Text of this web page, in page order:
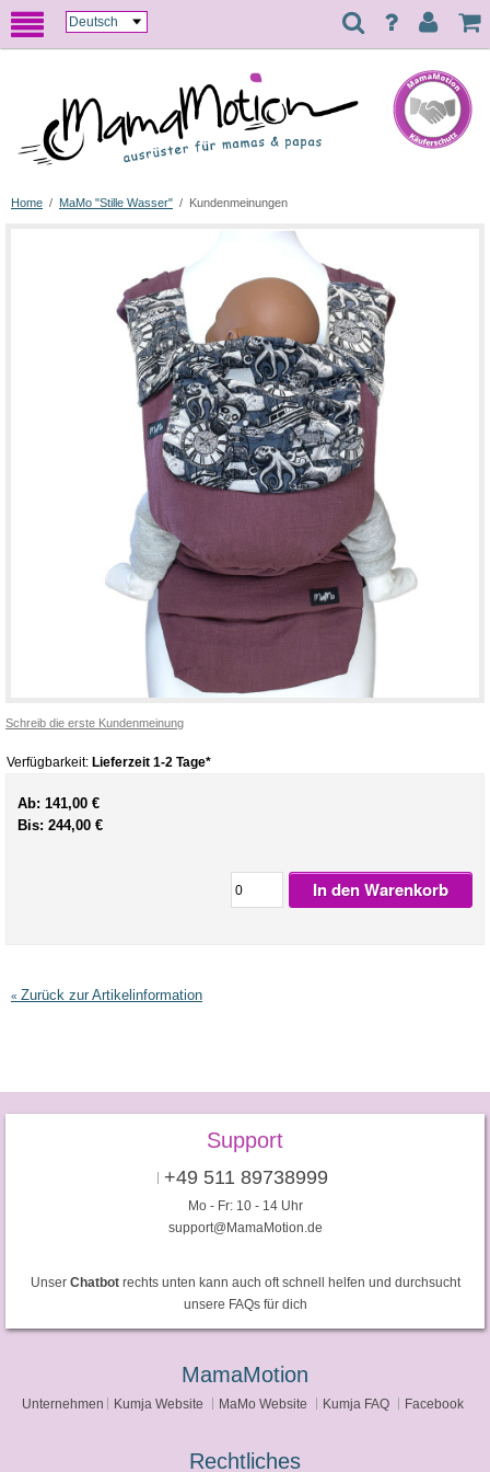
Home / MaMo "Stille Wasser" / Kundenmeinungen
Schreib die erste Kundenmeinung
Verfügbarkeit: Lieferzeit 1-2 Tage*
Ab: 141,00 €
Bis: 244,00 €
In den Warenkorb
« Zurück zur Artikelinformation
Support
+49 511 89738999
Mo - Fr: 10 - 14 Uhr
support@MamaMotion.de
Unser Chatbotrechts unten kann auch oft schnell helfen und durchsucht
unsere FAQs für dich
MamaMotion
Unternehmen Kumja Website MaMo Website Kumja FAQ Facebook
Rechtliches